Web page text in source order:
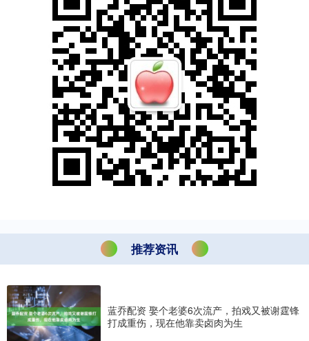
推荐资讯
蓝乔配资 娶个老婆6次流产，拍戏又被谢霆锋
打成重伤，现在他靠卖卤肉为生